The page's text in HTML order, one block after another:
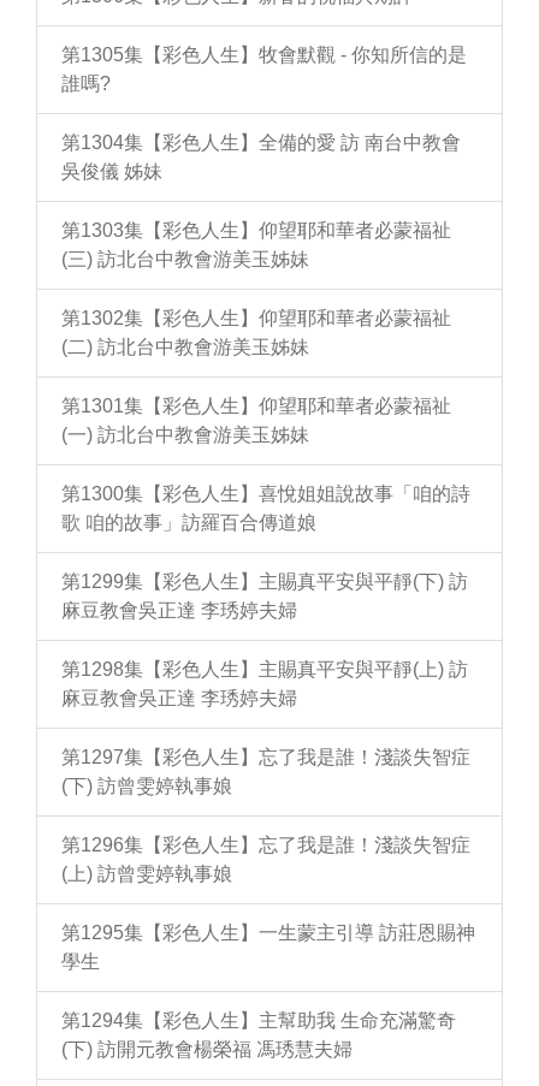
第1305集【彩色人生】牧會默觀 - 你知所信的是
誰嗎?
第1304集【彩色人生】全備的愛 訪 南台中教會
吳俊儀 姊妹
第1303集【彩色人生】仰望耶和華者必蒙福祉
(三) 訪北台中教會游美玉姊妹
第1302集【彩色人生】仰望耶和華者必蒙福祉
(二) 訪北台中教會游美玉姊妹
第1301集【彩色人生】仰望耶和華者必蒙福祉
(一) 訪北台中教會游美玉姊妹
第1300集【彩色人生】喜悅姐姐說故事「咱的詩
歌 咱的故事」訪羅百合傳道娘
第1299集【彩色人生】主賜真平安與平靜(下) 訪
麻豆教會吳正達 李琇婷夫婦
第1298集【彩色人生】主賜真平安與平靜(上) 訪
麻豆教會吳正達 李琇婷夫婦
第1297集【彩色人生】忘了我是誰！淺談失智症
(下) 訪曾雯婷執事娘
第1296集【彩色人生】忘了我是誰！淺談失智症
(上) 訪曾雯婷執事娘
第1295集【彩色人生】一生蒙主引導 訪莊恩賜神
學生
第1294集【彩色人生】主幫助我 生命充滿驚奇
(下) 訪開元教會楊榮福 馮琇慧夫婦